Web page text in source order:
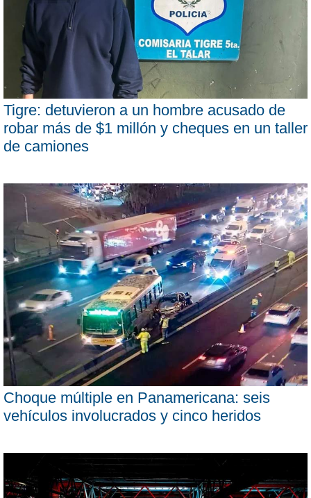
Tigre: detuvieron a un hombre acusado de
robar más de $1 millón y cheques en un taller
de camiones
Choque múltiple en Panamericana: seis
vehículos involucrados y cinco heridos